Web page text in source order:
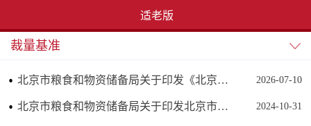
适老版
裁量基准
北京市粮食和物资储备局关于印发《北京市粮食领域行政处罚裁量权基准》《北京市粮食领域行政处罚裁量权基准表及处罚公示期限目录》的通知 2026-07-10
北京市粮食和物资储备局关于印发北京市粮食领域行政处罚权裁量基准 北京市粮食领域行政处罚权裁量基准表及处罚公示期限目录2024版的通知 2024-10-31